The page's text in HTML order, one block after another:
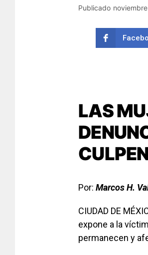
Publicado
LAS
Por: Marcos H.
CIUDAD DE
expone a la
permanecen y